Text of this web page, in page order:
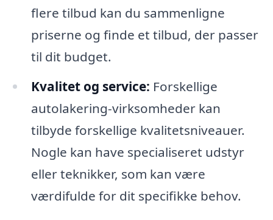
flere tilbud kan du sammenligne
priserne og finde et tilbud, der passer
til dit budget.
Kvalitet og service: Forskellige
autolakering-virksomheder kan
tilbyde forskellige kvalitetsniveauer.
Nogle kan have specialiseret udstyr
eller teknikker, som kan være
værdifulde for dit specifikke behov.